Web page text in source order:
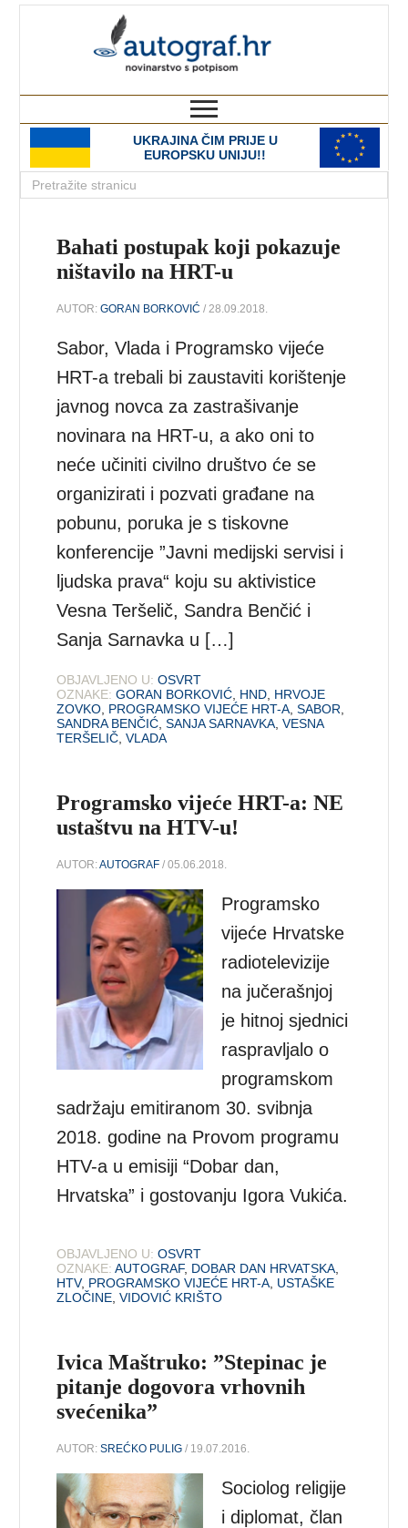
UKRAJINA ČIM PRIJE U
EUROPSKU UNIJU!!
Bahati postupak koji pokazuje
ništavilo na HRT-u
AUTOR:GORAN BORKOVIĆ / 28.09.2018.
Sabor, Vlada i Programsko vijeće
HRT-a trebali bi zaustaviti korištenje
javnog novca za zastrašivanje
novinara na HRT-u, a ako oni to
neće učiniti civilno društvo će se
organizirati i pozvati građane na
pobunu, poruka je s tiskovne
konferencije ”Javni medijski servisi i
ljudska prava“ koju su aktivistice
Vesna Teršelič, Sandra Benčić i
Sanja Sarnavka u […]
OBJAVLJENO U: OSVRT
OZNAKE: GORAN BORKOVIĆ HND HRVOJE
ZOVKO PROGRAMSKO VIJEĆE HRT-A ,SABOR
SANDRA BENČIĆ ,SANJA SARNAVKA ,VESNA
TERŠELIČ ,VLADA
Programsko vijeće HRT-a: NE
ustaštvu na HTV-u!
AUTOR:AUTOGRAF / 05.06.2018.
Programsko
vijeće Hrvatske
radiotelevizije
na jučerašnjoj
je hitnoj sjednici
raspravljalo o
programskom
sadržaju emitiranom 30. svibnja
2018. godine na Provom programu
HTV-a u emisiji “Dobar dan,
Hrvatska” i gostovanju Igora Vukića.
OBJAVLJENO U: OSVRT
OZNAKE: AUTOGRAF, DOBAR DAN HRVATSKA
HTV, PROGRAMSKO VIJEĆE HRT-A USTAŠKE
ZLOČINE ,VIDOVIĆ KRIŠTO
Ivica Maštruko: ”Stepinac je
pitanje dogovora vrhovnih
svećenika”
AUTOR:SREĆKO PULIG / 19.07.2016.
Sociolog religije
i diplomat, član